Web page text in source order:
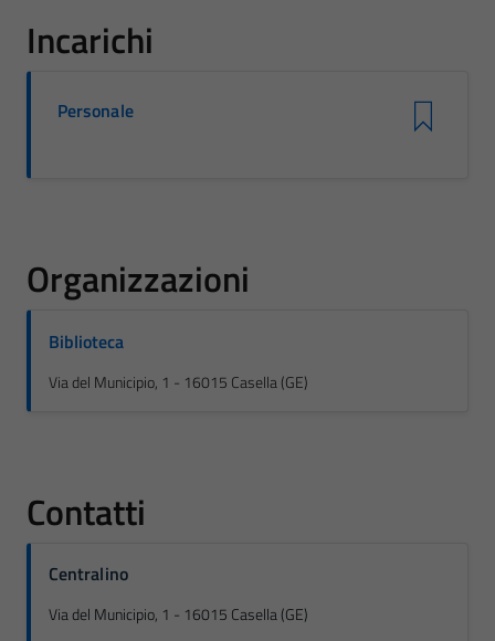
Incarichi
Personale
Organizzazioni
Biblioteca
Via del Municipio, 1 - 16015 Casella (GE)
Contatti
Centralino
Via del Municipio, 1 - 16015 Casella (GE)